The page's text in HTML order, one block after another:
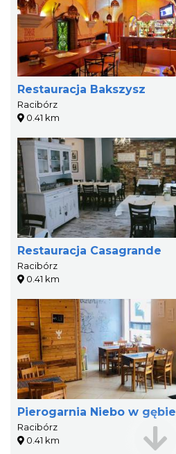
Restauracja Bakszysz
Racibórz
0.41 km
Restauracja Casagrande
Racibórz
0.41 km
Pierogarnia Niebo w gębie
Racibórz
0.41 km